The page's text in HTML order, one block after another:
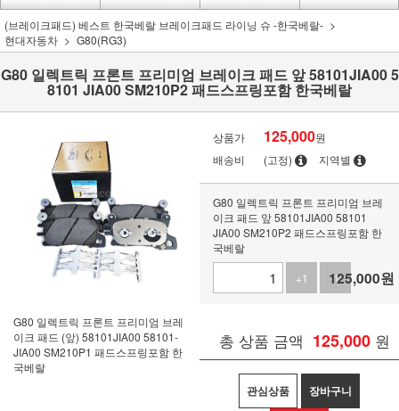
(브레이크패드) 베스트 한국베랄 브레이크패드 라이닝 슈 -한국베랄-
현대자동차
G80(RG3)
G80 일렉트릭 프론트 프리미엄 브레이크 패드 앞 58101JIA00 5
8101 JIA00 SM210P2 패드스프링포함 한국베랄
G80 일렉트릭 프론트 프리미엄 브레
이크 패드 (앞) 58101JIA00 58101-
JIA00 SM210P1 패드스프링포함 한
국베랄
상품가 125,000원
배송비
(고정) 지역별
G80 일렉트릭 프론트 프리미엄 브레
이크 패드 앞 58101JIA00 58101
JIA00 SM210P2 패드스프링포함 한
국베랄
+1
-1
125,000원
총 상품 금액 125,000 원
관심상품 장바구니